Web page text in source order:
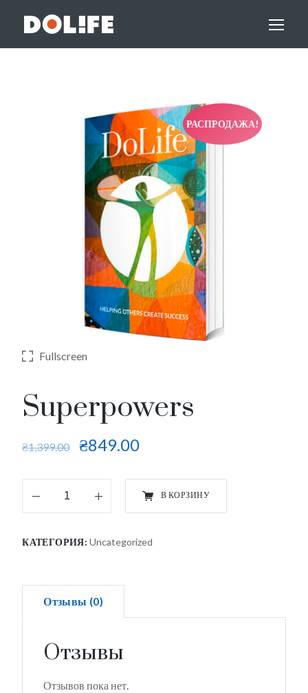
РАСПРОДАЖА!
Fullscreen
Superpowers
₴1,399.00 ₴849.00
В КОРЗИНУ
КАТЕГОРИЯ:Uncategorized
Отзывы (0)
Отзывы
Отзывов пока нет.